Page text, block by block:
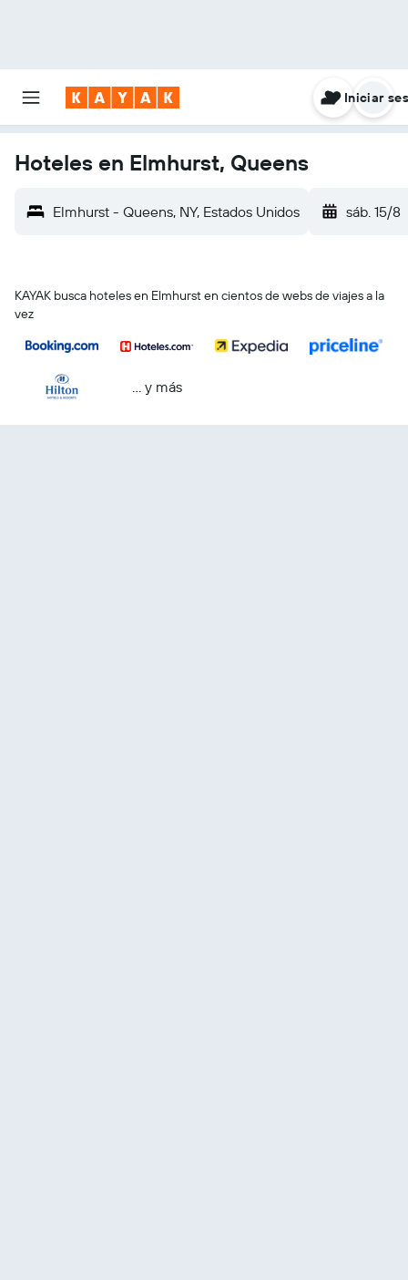
Iniciar
Hoteles en Elmhurst, Queens
Elmhurst - Queens, NY, Estados Unidos sáb. 15/8
KAYAK busca hoteles en Elmhurst en cientos de webs de viajes a la
vez
… y más